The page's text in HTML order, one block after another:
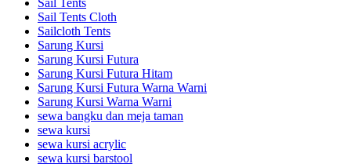
Sail Tents
Sail Tents Cloth
Sailcloth Tents
Sarung Kursi
Sarung Kursi Futura
Sarung Kursi Futura Hitam
Sarung Kursi Futura Warna Warni
Sarung Kursi Warna Warni
sewa bangku dan meja taman
sewa kursi
sewa kursi acrylic
sewa kursi barstool